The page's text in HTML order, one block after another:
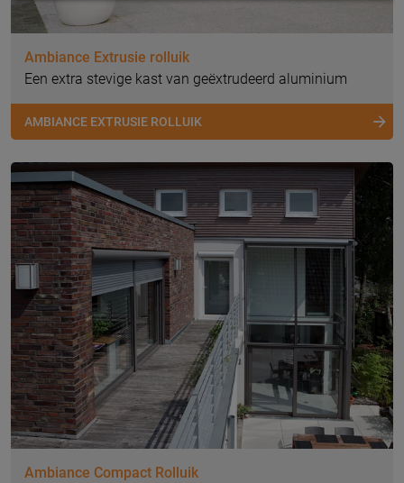
Ambiance Extrusie rolluik
Een extra stevige kast van geëxtrudeerd aluminium
AMBIANCE EXTRUSIE ROLLUIK
Ambiance Compact Rolluik